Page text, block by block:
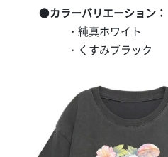
●カラーバリエーション：
・純真ホワイト
・くすみブラック